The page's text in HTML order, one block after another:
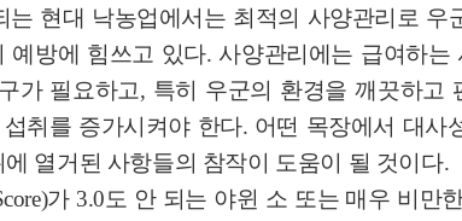
현대 낙농업에서는 최적의 사양관리로 우
방에 힘쓰고 있다. 사양관리에는 급여하는
가 필요하고, 특히 우군의 환경을 깨끗하고
취를 증가시켜야 한다. 어떤 목장에서 대사
열거된 사항들의 참작이 도움이 될 것이다.
가 3.0도 안 되는 야윈 소 또는 매우 비만